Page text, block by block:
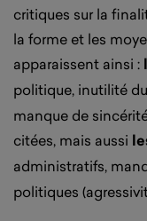
critiques sur la
la forme et les
apparaissent ainsi :
politique, inutilité
manque de
citées, mais aussi
administratifs,
politiques